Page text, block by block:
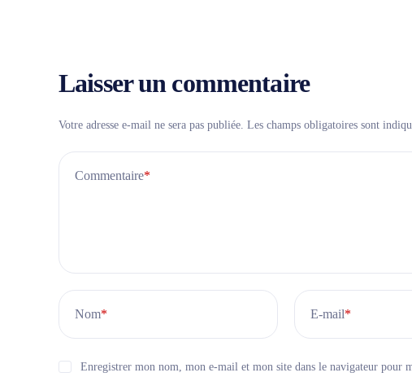
Laisser un commentaire
Votre adresse e-mail ne sera pas publiée. Les champs obligatoires sont
Commentaire*
Nom* E-mail*
Enregistrer mon nom, mon e-mail et mon site dans le navigateur pour